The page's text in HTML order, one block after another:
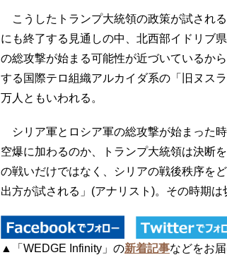
こうしたトランプ大統領の政策が試され
にも終了する見通しの中、北西部イドリブ
の総攻撃が始まる可能性が近づいているか
する国際テロ組織アルカイダ系の「旧ヌス
万人ともいわれる。
シリア軍とロシア軍の総攻撃が始まった
空爆に加わるのか、トランプ大統領は決断
の戦いだけではなく、シリアの戦後秩序を
出方が試される」(アナリスト)。その時期は
▲「WEDGE Infinity」の新着記事などをお